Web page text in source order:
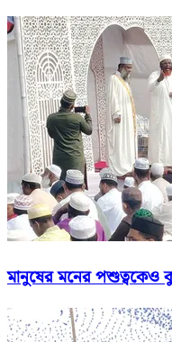
মানুষের মনের পশুত্বকেও